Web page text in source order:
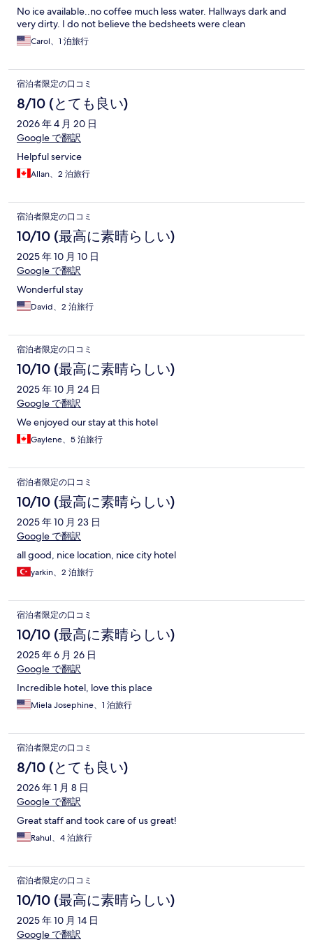
No ice available..no coffee much less water. Hallways dark and
very dirty. I do not believe the bedsheets were clean
Carol、1 泊旅行
宿泊者限定の口コミ
8/10 (とても良い)
2026 年 4 月 20 日
Google で翻訳
Helpful service
Allan、2 泊旅行
宿泊者限定の口コミ
10/10 (最高に素晴らしい)
2025 年 10 月 10 日
Google で翻訳
Wonderful stay
David、2 泊旅行
宿泊者限定の口コミ
10/10 (最高に素晴らしい)
2025 年 10 月 24 日
Google で翻訳
We enjoyed our stay at this hotel
Gaylene、5 泊旅行
宿泊者限定の口コミ
10/10 (最高に素晴らしい)
2025 年 10 月 23 日
Google で翻訳
all good, nice location, nice city hotel
yarkin、2 泊旅行
宿泊者限定の口コミ
10/10 (最高に素晴らしい)
2025 年 6 月 26 日
Google で翻訳
Incredible hotel, love this place
Miela Josephine、1 泊旅行
宿泊者限定の口コミ
8/10 (とても良い)
2026 年 1 月 8 日
Google で翻訳
Great staff and took care of us great!
Rahul、4 泊旅行
宿泊者限定の口コミ
10/10 (最高に素晴らしい)
2025 年 10 月 14 日
Google で翻訳